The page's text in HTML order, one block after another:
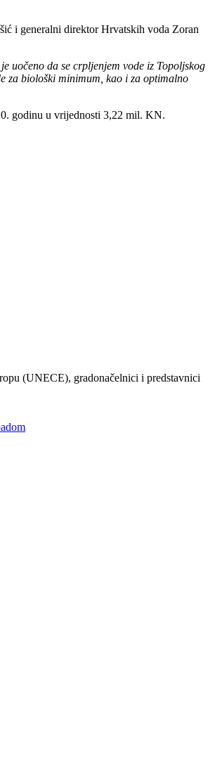
i generalni direktor Hrvatskih voda Zoran
uočeno da se crpljenjem vode iz Topoljskog
za biološki minimum, kao i za optimalno
godinu u vrijednosti 3,22 mil. KN.
(UNECE), gradonačelnici i predstavnici